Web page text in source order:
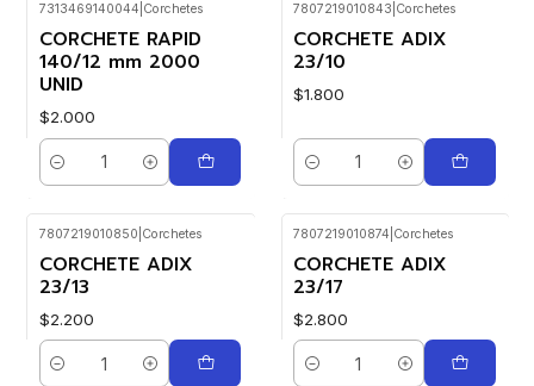
7313469140044 Corchetes
CORCHETE RAPID
140/12 mm 2000
UNID
$2.000
Cantidad
7807219010843 Corchetes
CORCHETE ADIX
23/10
$1.800
Cantidad
7807219010850 Corchetes
CORCHETE ADIX
23/13
$2.200
Cantidad
7807219010874 Corchetes
CORCHETE ADIX
23/17
$2.800
Cantidad